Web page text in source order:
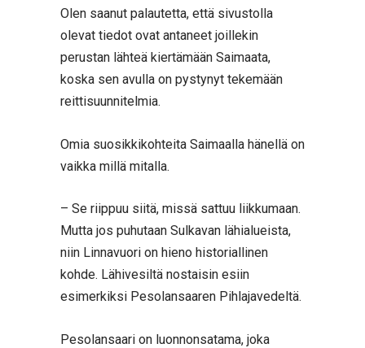
Olen saanut palautetta, että sivustolla
olevat tiedot ovat antaneet joillekin
perustan lähteä kiertämään Saimaata,
koska sen avulla on pystynyt tekemään
reittisuunnitelmia.
Omia suosikkikohteita Saimaalla hänellä on
vaikka millä mitalla.
– Se riippuu siitä, missä sattuu liikkumaan.
Mutta jos puhutaan Sulkavan lähialueista,
niin Linnavuori on hieno historiallinen
kohde. Lähivesiltä nostaisin esiin
esimerkiksi Pesolansaaren Pihlajavedeltä.
Pesolansaari on luonnonsatama, joka